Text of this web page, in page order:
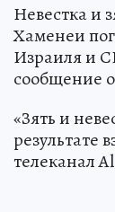
Невестка и
Хаменеи
Израиля и
сообщение
«Зять и
результате
телеканал